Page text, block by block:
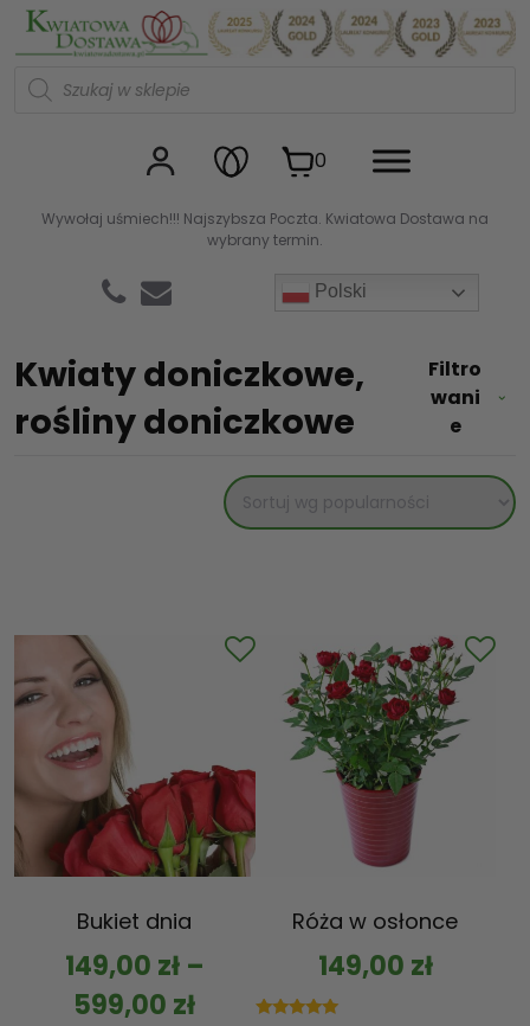
Wywołaj uśmiech!!! Najszybsza Poczta. Kwiatowa Dostawa na
wybrany termin.
Polski
Kwiaciarnia internetowa
W
d
u
t
ó
0
Kwiaty doniczkowe,
rośliny doniczkowe
Filtro
wani
e
Bukiet dnia
149,00 zł–
599,00 zł
Róża w osłonce
149,00 zł